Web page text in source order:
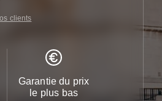
clients
Garantie du prix
le plus bas
Service
24h/24